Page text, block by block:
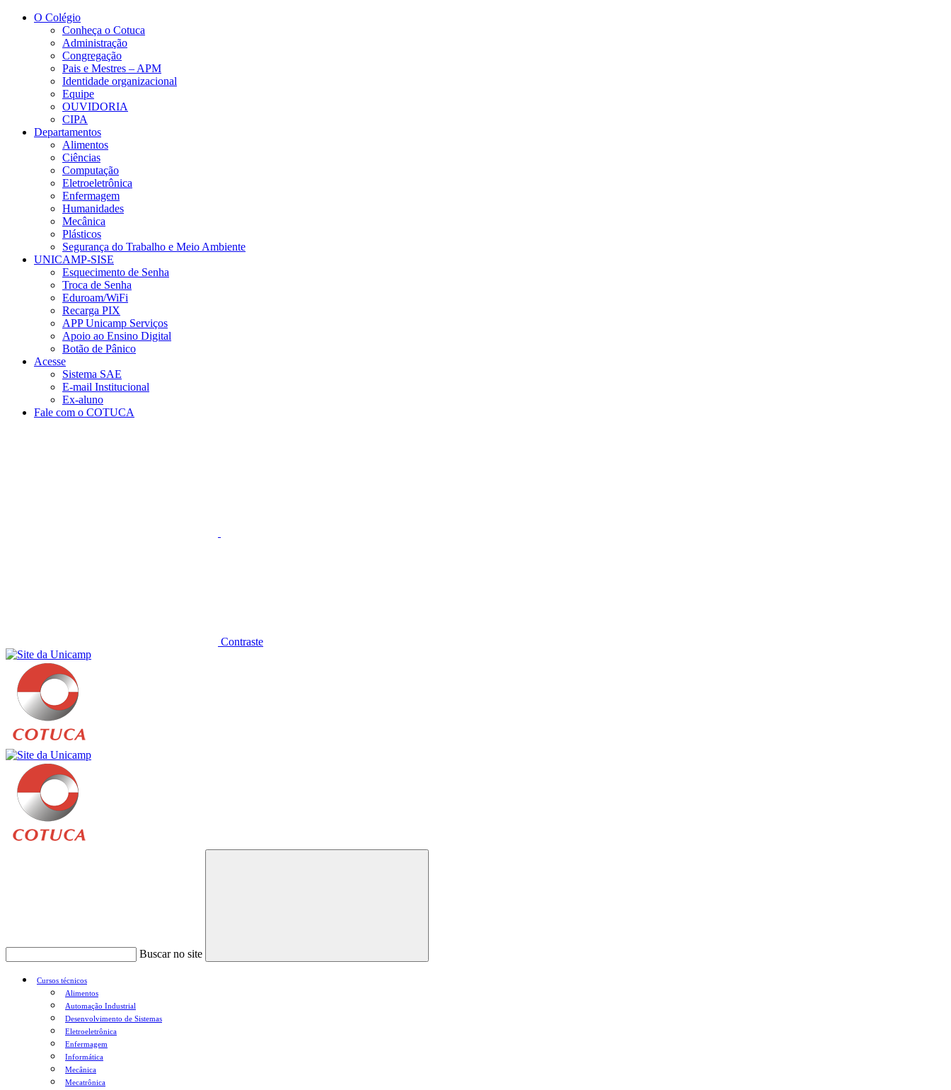
Conteúdo principal
O Colégio
Conheça o Cotuca
Administração
Congregação
Pais e Mestres – APM
Identidade organizacional
Equipe
OUVIDORIA
CIPA
Departamentos
Alimentos
Ciências
Computação
Eletroeletrônica
Enfermagem
Humanidades
Mecânica
Plásticos
Segurança do Trabalho e Meio Ambiente
UNICAMP-SISE
Esquecimento de Senha
Troca de Senha
Eduroam/WiFi
Recarga PIX
APP Unicamp Serviços
Apoio ao Ensino Digital
Botão de Pânico
Acesse
Sistema SAE
E-mail Institucional
Ex-aluno
Fale com o COTUCA
Contraste
Buscar no site
Buscar
Cursos técnicos
Alimentos
Automação Industrial
Desenvolvimento de Sistemas
Eletroeletrônica
Enfermagem
Informática
Mecânica
Mecatrônica